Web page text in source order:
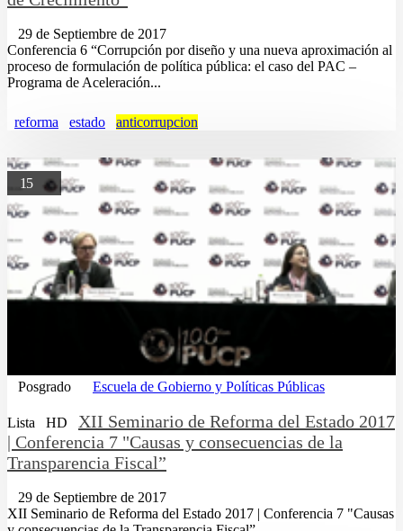
29 de Septiembre de 2017
Conferencia 6 “Corrupción por diseño y una nueva aproximación al
proceso de formulación de política pública: el caso del PAC –
Programa de Aceleración...
reforma estado anticorrupcion
15
Posgrado Escuela de Gobierno y Políticas Públicas
Lista HD
XII Seminario de Reforma del Estado 2017
| Conferencia 7 "Causas y consecuencias de la
Transparencia Fiscal”
29 de Septiembre de 2017
XII Seminario de Reforma del Estado 2017 | Conferencia 7 "Causas